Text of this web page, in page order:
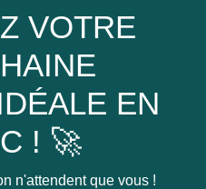
VOTRE
EN
! 🚀
n'attendent que vous !